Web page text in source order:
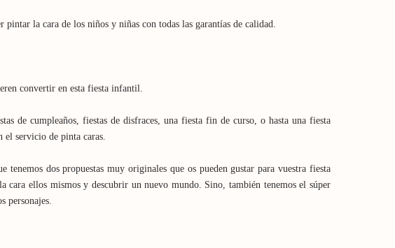
la cara de los niños y niñas con todas las garantías de calidad.
convertir en esta fiesta infantil.
de cumpleaños, fiestas de disfraces, una fiesta fin de curso, o hasta una fiesta
el servicio de pinta caras.
dos propuestas muy originales que os pueden gustar para vuestra fiesta
ellos mismos y descubrir un nuevo mundo. Sino, también tenemos el súper
personajes.